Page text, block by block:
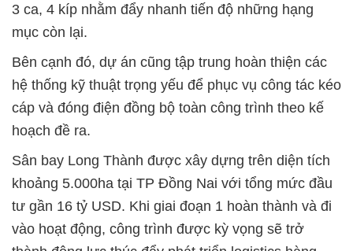
3 ca, 4 kíp nhằm đẩy nhanh tiến độ những hạng
mục còn lại.
Bên cạnh đó, dự án cũng tập trung hoàn thiện các
hệ thống kỹ thuật trọng yếu để phục vụ công tác kéo
cáp và đóng điện đồng bộ toàn công trình theo kế
hoạch đề ra.
Sân bay Long Thành được xây dựng trên diện tích
khoảng 5.000ha tại TP Đồng Nai với tổng mức đầu
tư gần 16 tỷ USD. Khi giai đoạn 1 hoàn thành và đi
vào hoạt động, công trình được kỳ vọng sẽ trở